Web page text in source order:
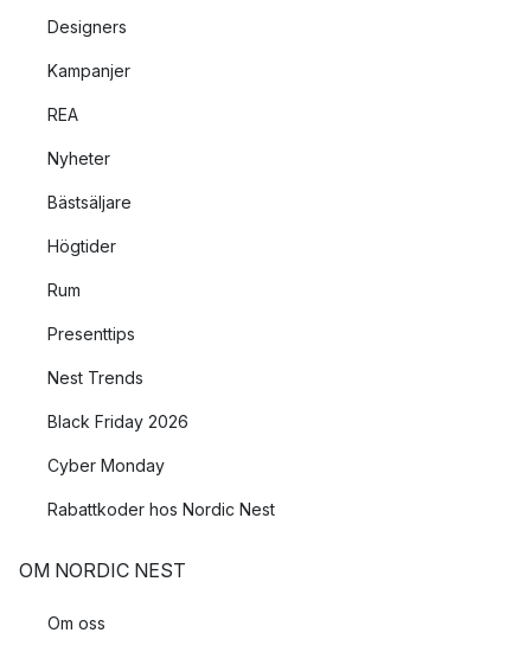
Designers
Kampanjer
REA
Nyheter
Bästsäljare
Högtider
Rum
Presenttips
Nest Trends
Black Friday 2026
Cyber Monday
Rabattkoder hos Nordic Nest
OM NORDIC NEST
Om oss